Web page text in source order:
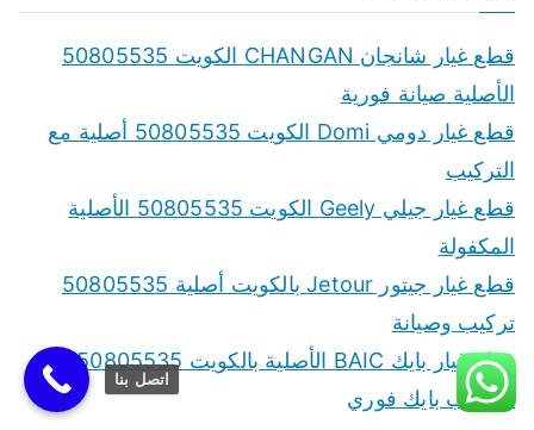
r
قطع غيار شانجان CHANGAN الكويت 50805535
الأصلية صيانة فورية
قطع غيار دومي Domi الكويت 50805535 أصلية مع
التركيب
قطع غيار جيلي Geely الكويت 50805535 الأصلية
المكفولة
قطع غيار جيتور Jetour بالكويت أصلية 50805535
تركيب وصيانة
قطع غيار بايك BAIC الأصلية بالكويت 50805535
سكراب بايك فوري
اتصل بنا